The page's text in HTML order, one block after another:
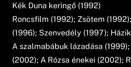
Kék Duna keringő (1992)
Roncsfilm (1992); Zsötem
(1996); Szenvedély (1997);
A szalmabábuk lázadása
(2002); A Rózsa énekei (2002);